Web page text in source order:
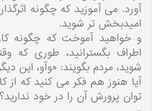
آورد. می آموزید که چگونه
امیدبخش تر شوید.
و خواهید آموخت که چگونه
اطراف بگسترانید، طوری که
شوید، مردم بگویند: «وآو، این
آیا هنوز هم فکر می کنید که از
توان پرورش آن را در خود ندارید؟